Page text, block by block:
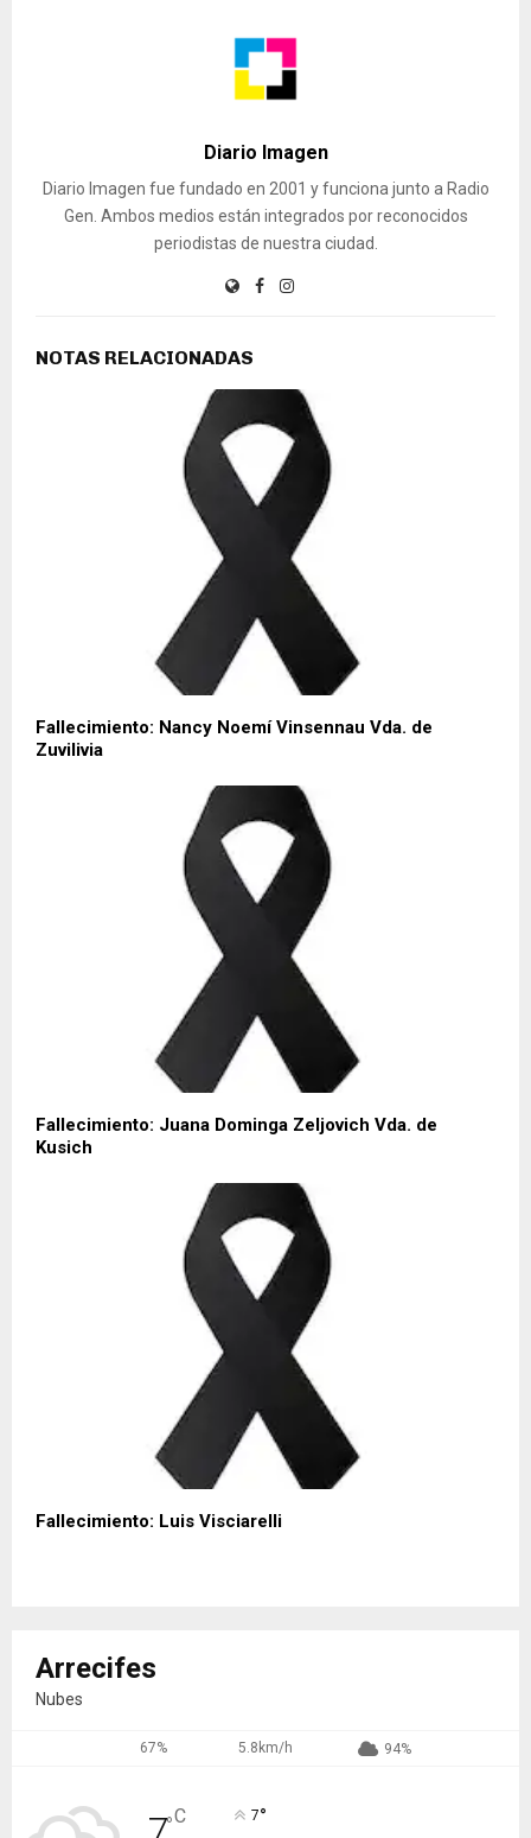
Diario Imagen
Diario Imagen fue fundado en 2001 y funciona junto a Radio
Gen. Ambos medios están integrados por reconocidos
periodistas de nuestra ciudad.
NOTAS RELACIONADAS
Fallecimiento: Nancy Noemí Vinsennau Vda. de
Zuvilivia
Fallecimiento: Juana Dominga Zeljovich Vda. de
Kusich
Fallecimiento: Luis Visciarelli
Arrecifes
Nubes
67% 5.8km/h 94%
°C 7°